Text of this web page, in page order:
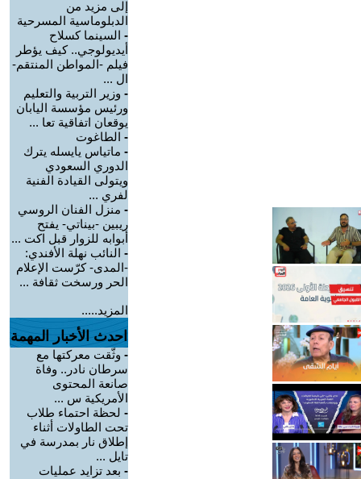
إلى مزيد من
الدبلوماسية المسرحية
- السينما كسلاح
أيديولوجي.. كيف يؤطر
فيلم -المواطن المنتقم-
ال ...
- وزير التربية والتعليم
ورئيس مؤسسة اليابان
يوقعان اتفاقية تعا ...
- الطاغوت
- ماتياس يايسله يترك
الدوري السعودي
ويتولى القيادة الفنية
لفري ...
- منزل الفنان الروسي
ريبين -بيناتي- يفتح
أبوابه للزوار قبل اكت ...
- النائب نهلة الأفندي:
-المدى- كرّست الإعلام
الحر ورسخت ثقافة ...
المزيد.....
احدث الأخبار المهمة
- وثّقت معركتها مع
سرطان نادر.. وفاة
صانعة المحتوى
الأمريكية س ...
- لحظة احتماء طلاب
تحت الطاولات أثناء
إطلاق نار بمدرسة في
تايل ...
- بعد تزايد عمليات